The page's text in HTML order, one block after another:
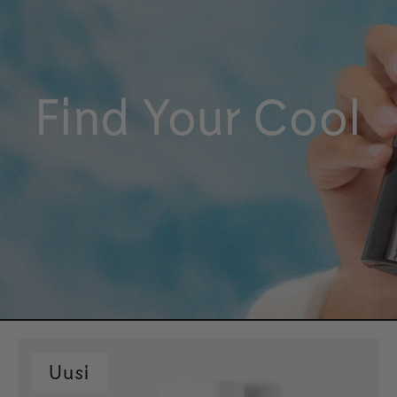
Find Your Cool
Uusi